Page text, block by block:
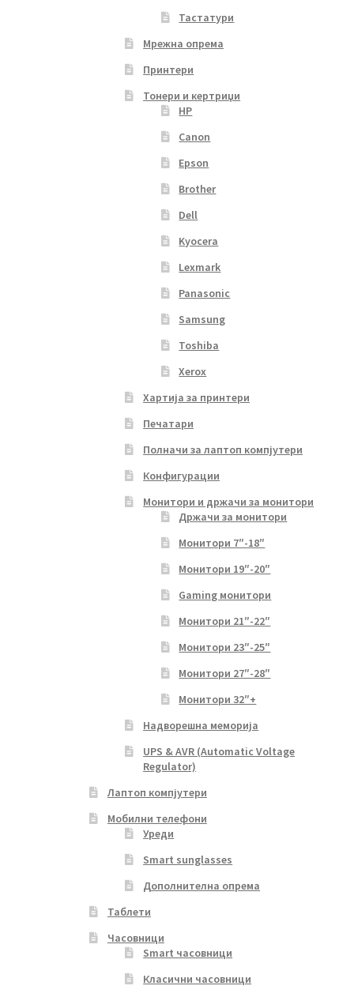
Тастатури
Мрежна опрема
Принтери
Тонери и кертриџи
HP
Canon
Epson
Brother
Dell
Kyocera
Lexmark
Panasonic
Samsung
Toshiba
Xerox
Хартија за принтери
Печатари
Полначи за лаптоп компјутери
Конфигурации
Монитори и држачи за монитори
Држачи за монитори
Монитори 7″-18″
Монитори 19″-20″
Gaming монитори
Монитори 21″-22″
Монитори 23″-25″
Монитори 27″-28″
Монитори 32″+
Надворешна меморија
UPS & AVR (Automatic Voltage
Regulator)
Лаптоп компјутери
Мобилни телефони
Уреди
Smart sunglasses
Дополнителна опрема
Таблети
Часовници
Smart часовници
Класични часовници